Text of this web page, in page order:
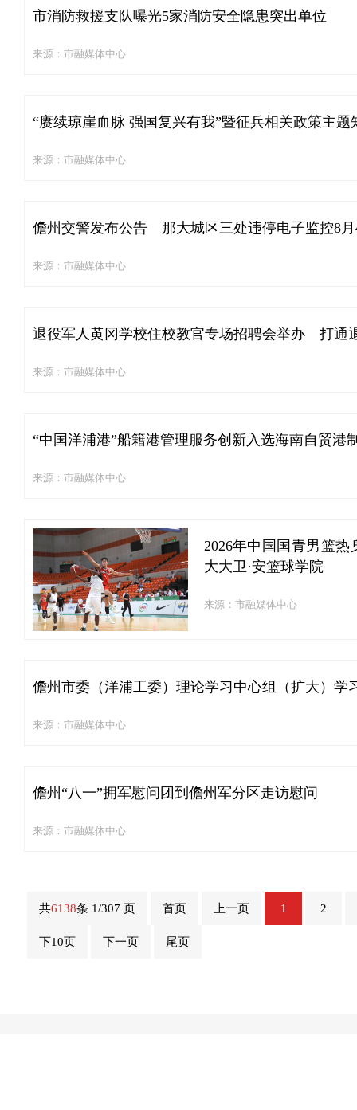
市消防救援支队曝光5家消防安全隐患突出单位
来源：市融媒体中心
“赓续琼崖血脉 强国复兴有我”暨征兵相关政策主题
来源：市融媒体中心
儋州交警发布公告 那大城区三处违停电子监控8
来源：市融媒体中心
退役军人黄冈学校住校教官专场招聘会举办 打通
来源：市融媒体中心
“中国洋浦港”船籍港管理服务创新入选海南自贸港
来源：市融媒体中心
2026年中国国青男篮
大大卫·安篮球学院
来源：市融媒体中心
儋州市委（洋浦工委）理论学习中心组（扩大）学
来源：市融媒体中心
儋州“八一”拥军慰问团到儋州军分区走访慰问
来源：市融媒体中心
共6138条 1/307 页 首页 上一页 1 2
下10页 下一页 尾页